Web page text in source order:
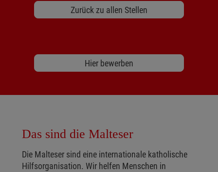
Zurück zu allen Stellen
Hier bewerben
Das sind die Malteser
Die Malteser sind eine internationale katholische
Hilfsorganisation. Wir helfen Menschen in